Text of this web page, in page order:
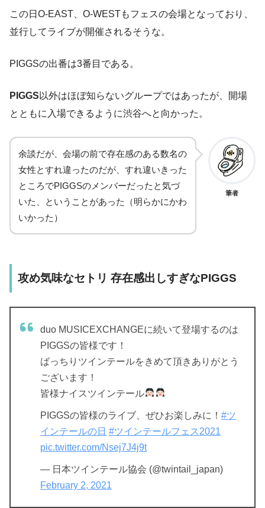
この日O-EAST、O-WESTもフェスの会場となっており、
並行してライブが開催されるそうな。
PIGGSの出番は3番目である。
PIGGS 以外はほぼ知らないグループではあったが、開場
とともに入場できるように渋谷へと向かった。
余談だが、会場の前で存在感のある数名の
女性とすれ違ったのだが、すれ違いきった
ところでPIGGSのメンバーだったと気づ
いた、ということがあった（明らかにかわ
いかった）
筆者
攻め気味なセトリ 存在感出しすぎなPIGGS
duo MUSICEXCHANGEに続いて登場するのは
PIGGSの皆様です！
ばっちりツインテールをきめて頂きありがとう
ございます！
皆様ナイスツインテール
PIGGSの皆様のライブ、ぜひお楽しみに！ #ツ
インテールの日 #ツインテールフェス2021
pic.twitter.com/Nsej7J4j9t
— 日本ツインテール協会 (@twintail_japan)
February 2, 2021